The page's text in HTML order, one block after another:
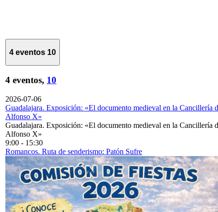
4 eventos 10
4 eventos, 10
2026-07-06
Guadalajara. Exposición: «El documento medieval en la Cancillería
Alfonso X»
Guadalajara. Exposición: «El documento medieval en la Cancillería
Alfonso X»
9:00 - 15:30
Romancos. Ruta de senderismo: Patón Sufre